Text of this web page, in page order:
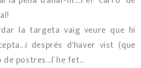
la targeta vaig veure que hi
després d'haver vist (que
postres...l´he fet...